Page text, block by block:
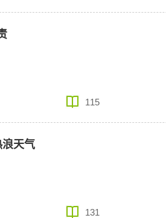
115
天气
131